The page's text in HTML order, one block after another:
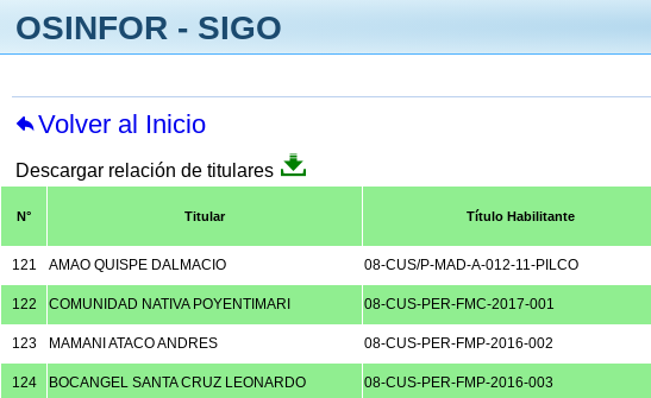
OSINFOR - SIGO
Volver al Inicio
Descargar relación de titulares
N° Titular Título Habilitante
121 AMAO QUISPE DALMACIO 08-CUS/P-MAD-A-012-11-PILCO
122 COMUNIDAD NATIVA POYENTIMARI 08-CUS-PER-FMC-2017-001
123 MAMANI ATACO ANDRES 08-CUS-PER-FMP-2016-002
124 BOCANGEL SANTA CRUZ LEONARDO 08-CUS-PER-FMP-2016-003